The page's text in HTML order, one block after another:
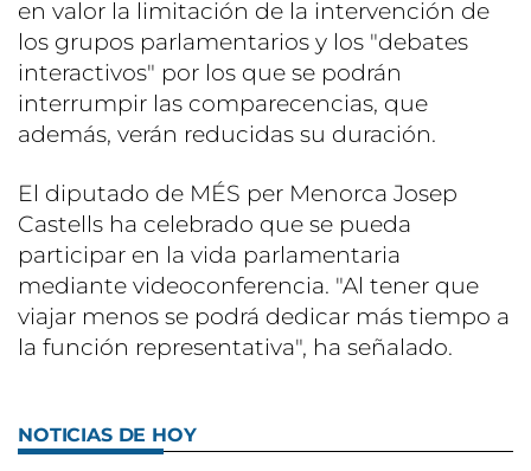
en valor la limitación de la intervención de
los grupos parlamentarios y los "debates
interactivos" por los que se podrán
interrumpir las comparecencias, que
además, verán reducidas su duración.
El diputado de MÉS per Menorca Josep
Castells ha celebrado que se pueda
participar en la vida parlamentaria
mediante videoconferencia. "Al tener que
viajar menos se podrá dedicar más tiempo a
la función representativa", ha señalado.
NOTICIAS DE HOY